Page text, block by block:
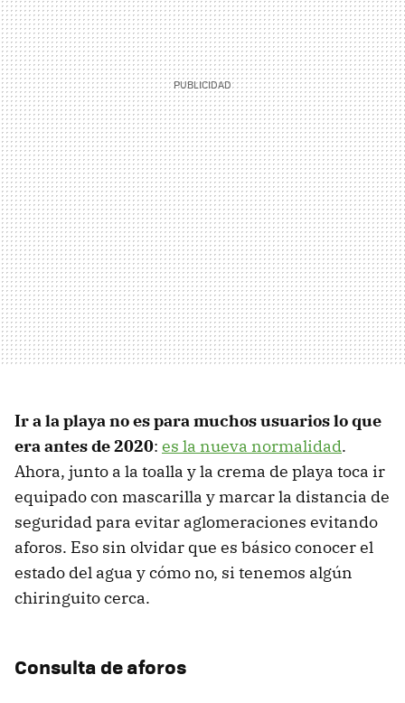
Ir a la playa no es para muchos usuarios lo que
era antes de 2020: es la nueva normalidad.
Ahora, junto a la toalla y la crema de playa toca ir
equipado con mascarilla y marcar la distancia de
seguridad para evitar aglomeraciones evitando
aforos. Eso sin olvidar que es básico conocer el
estado del agua y cómo no, si tenemos algún
chiringuito cerca.
Consulta de aforos